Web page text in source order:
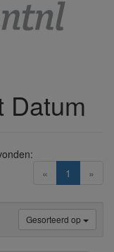
Datum
« 1 (current)
»
Gesorteerd op